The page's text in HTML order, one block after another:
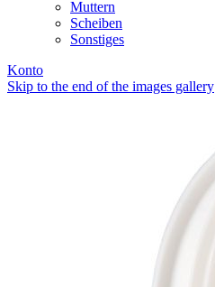
Muttern
Scheiben
Sonstiges
Konto
Skip to the end of the images gallery